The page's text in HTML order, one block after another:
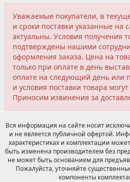
Уважаемые покупатели, в
и сроки поставки указанные на
актуальны. Условия получения
подтверждены нашими
оформления заказа. Цена на
только при оплате в день
оплате на следующий день или
и условия поставки товара
Приносим извинения за
Вся информация на сайте носит
и не является публичной офертой.
характеристиках и комплектации
быть изменена производителем без
не может быть основанием для
Пожалуйста, уточняйте
компоненты